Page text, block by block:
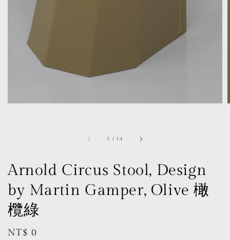
1 / 14
Arnold Circus Stool, Design
by Martin Gamper, Olive 橄
欖綠
Regular
NT$ 0